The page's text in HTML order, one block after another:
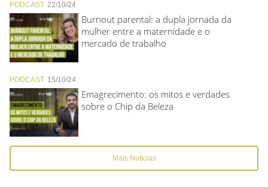
PODCAST 22/10/24
Burnout parental: a dupla jornada da
mulher entre a maternidade e o
mercado de trabalho
PODCAST 15/10/24
Emagrecimento: os mitos e verdades
sobre o Chip da Beleza
Mais Noticias